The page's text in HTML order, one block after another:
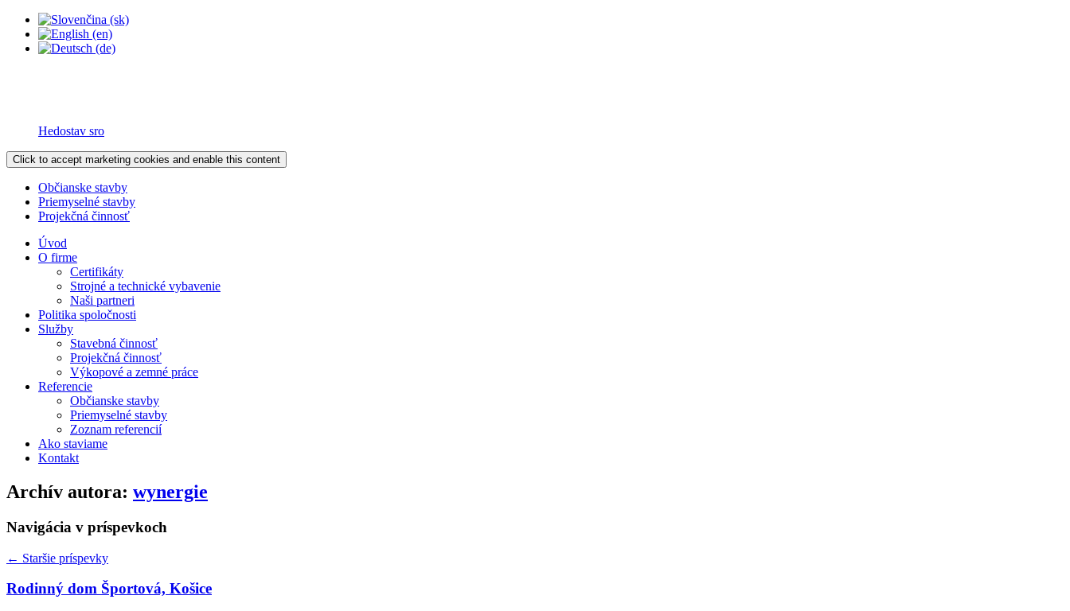
Hedostav sro
Click to accept marketing cookies and enable this content
Občianske stavby
Priemyselné stavby
Projekčná činnosť
Úvod
O firme
Certifikáty
Strojné a technické vybavenie
Naši partneri
Politika spoločnosti
Služby
Stavebná činnosť
Projekčná činnosť
Výkopové a zemné práce
Referencie
Občianske stavby
Priemyselné stavby
Zoznam referencií
Ako staviame
Kontakt
Archív autora: wynergie
Navigácia v príspevkoch
← Staršie príspevky
Rodinný dom Športová, Košice